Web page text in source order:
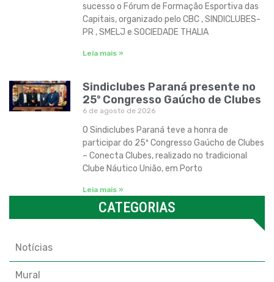
sucesso o Fórum de Formação Esportiva das
Capitais, organizado pelo CBC , SINDICLUBES-
PR , SMELJ e SOCIEDADE THALIA
Leia mais »
Sindiclubes Paraná presente no
25º Congresso Gaúcho de Clubes
6 de agosto de 2026
O Sindiclubes Paraná teve a honra de
participar do 25º Congresso Gaúcho de Clubes
– Conecta Clubes, realizado no tradicional
Clube Náutico União, em Porto
Leia mais »
CATEGORIAS
Notícias
Mural